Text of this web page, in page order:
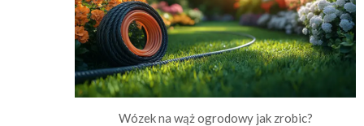
Wózek na wąż ogrodowy jak zrobic?